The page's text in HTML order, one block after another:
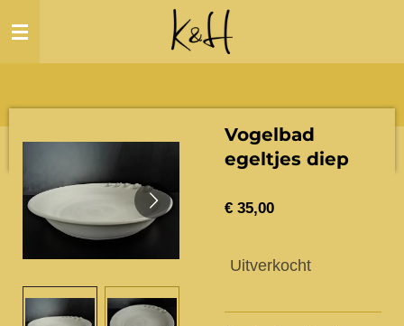
direct
Vogelbad
egeltjes diep
€ 35,00
Uitverkocht